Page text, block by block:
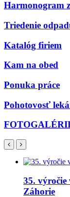
Harmonogram
Triedenie
Katalóg firiem
Kam na obed
Ponuka práce
Pohotovosť
35. výročie
Záhorie